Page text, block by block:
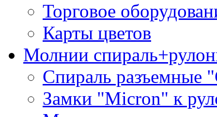
Торговое
Карты цветов
Молнии
Спираль разъемные
Замки "Micron" к